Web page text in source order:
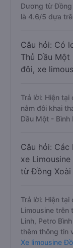
Dương từ
là 4.6/5 dựa
Câu hỏi: Có
Thủ Dầu
đôi, xe
Trả lời: Hiện tại
nằm đôi khai
Dầu Một - Bình
Câu hỏi:
xe
từ Đồng Xoài
Trả lời: Hiện
Limousine trên
Linh, Petro
thêm thông tin
Xe limousine